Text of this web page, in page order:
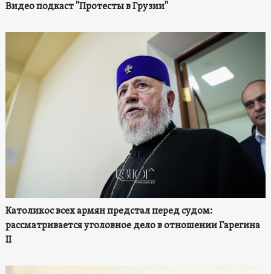
Видео подкаст "Протесты в Грузии"
Католикос всех армян предстал перед судом:
рассматривается уголовное дело в отношении Гарегина
II